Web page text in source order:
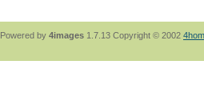
jan-lukas:geschrieben am: 28. 4. 2026 -
Powered by 4images 1.7.13 Copyright © 2002